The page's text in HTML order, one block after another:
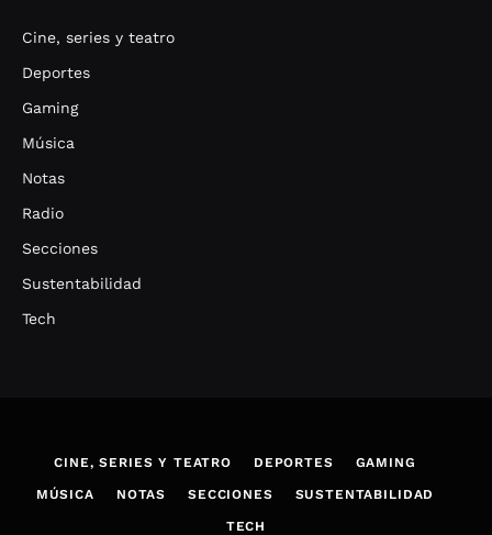
Cine, series y teatro
Deportes
Gaming
Música
Notas
Radio
Secciones
Sustentabilidad
Tech
CINE, SERIES Y TEATRO DEPORTES GAMING
MÚSICA NOTAS SECCIONES SUSTENTABILIDAD
TECH